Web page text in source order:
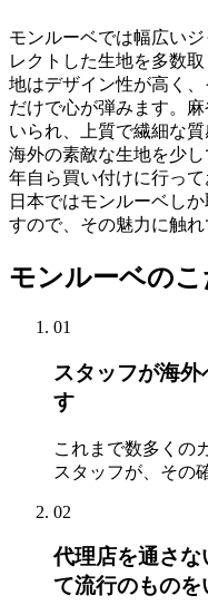
モンルーベでは幅広い
レクトした生地を多数
地はデザイン性が高く
だけで心が弾みます。
いられ、上質で繊細な
海外の素敵な生地を少
年自ら買い付けに行って
日本ではモンルーベし
すので、その魅力に触れ
モンルーベのこ
01
スタッフが海
す
これまで数多くの
スタッフが、その
02
代理店を通さな
て流行のもの